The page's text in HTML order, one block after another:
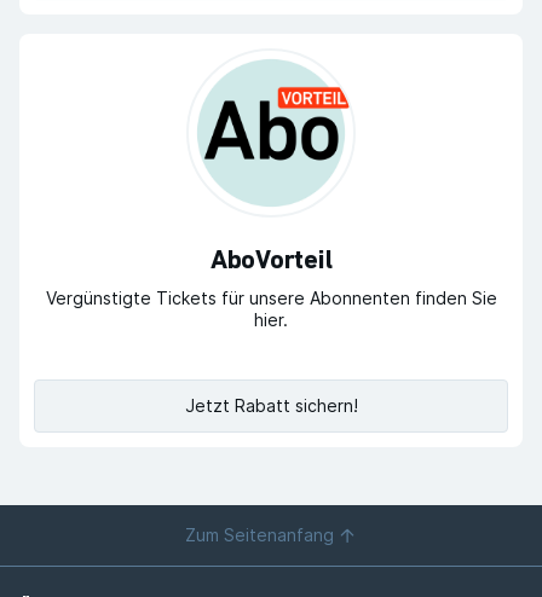
AboVorteil
Vergünstigte Tickets für unsere Abonnenten finden Sie
hier.
Jetzt Rabatt sichern!
Zum Seitenanfang